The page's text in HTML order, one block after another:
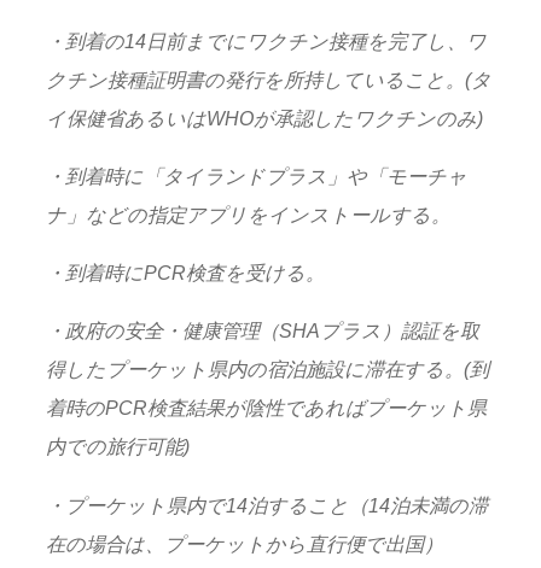
・到着の14日前までにワクチン接種を完了し、ワ
クチン接種証明書の発行を所持していること。(タ
イ保健省あるいはWHOが承認したワクチンのみ)
・到着時に「タイランドプラス」や「モーチャ
ナ」などの指定アプリをインストールする。
・到着時にPCR検査を受ける。
・政府の安全・健康管理（SHAプラス）認証を取
得したプーケット県内の宿泊施設に滞在する。(到
着時のPCR検査結果が陰性であればプーケット県
内での旅行可能)
・プーケット県内で14泊すること（14泊未満の滞
在の場合は、プーケットから直行便で出国）